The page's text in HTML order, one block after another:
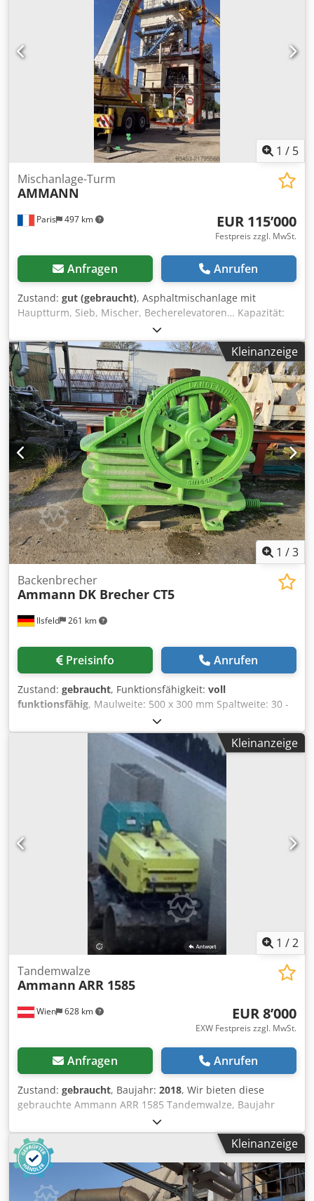
Betriebsspannung 50 Hz: 400 V Nenndrehzahl: 1.490 l/min
Weitere Details siehe Bilder & Typenschild Zustand:
Gebrauchte, überholte Lagerware. Lieferumfang: 1
Europalette mit 1 Motor
1 / 5
Paris 497 km
Mischanlage-Turm
AMMANN
EUR 115’000
Festpreis zzgl. MwSt.
Anfragen Anrufen
Zustand: gut (gebraucht), Asphaltmischanlage mit
Hauptturm, Sieb, Mischer, Becherelevatoren… Kapazität:
160 Tonnen/Stunde Credpfxjy Hf Duj Amgsf
Kleinanzeige
1 /3
Ilsfeld 261 km
Backenbrecher
Ammann DK Brecher CT5
Preisinfo Anrufen
Zustand: gebraucht, Funktionsfähigkeit: voll
funktionsfähig, Maulweite: 500 x 300 mm Spaltweite: 30 -
80 mm Gewicht: 6.100 kg Kraftbedarf: 22 kW Crjdpfoy
Tyaqsx Amgsf Die Maschine wurde komplett
werkstattüberholt mit neuen Brechbacken und neuen
Seitenkeilen ausgestattet
Kleinanzeige
1 /2
Wien 628 km
Tandemwalze
Ammann ARR 1585
EUR 8’000
EXW Festpreis zzgl. MwSt.
Anfragen Anrufen
Zustand: gebraucht, Baujahr: 2018, Wir bieten diese
gebrauchte Ammann ARR 1585 Tandemwalze, Baujahr
2018, an. Typ: ARR 1585 Seriennummer: 558D063
Einsatzgewicht: 1 395 kg Maximales Gewicht: 1 405 kg
Nennleistung: 13,2 kW Baujahr: 2018 Wenn Sie Rückfragen
haben oder mehr Informationen benötigen, schreiben Sie
uns gerne eine Nachricht oder rufen uns an. Credpfx
Amozddcpogef
Kleinanzeige